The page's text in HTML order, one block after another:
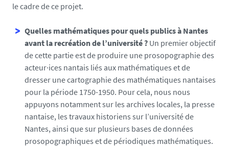
le cadre de ce projet.
Quelles mathématiques pour quels publics à Nantes
avant la recréation de l’université ? Un premier objectif
de cette partie est de produire une prosopographie des
acteur·ices nantais liés aux mathématiques et de
dresser une cartographie des mathématiques nantaises
pour la période 1750-1950. Pour cela, nous nous
appuyons notamment sur les archives locales, la presse
nantaise, les travaux historiens sur l’université de
Nantes, ainsi que sur plusieurs bases de données
prosopographiques et de périodiques mathématiques.